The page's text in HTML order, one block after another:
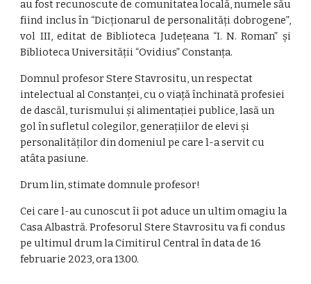
au fost recunoscute de comunitatea locală, numele său
fiind inclus în “Dicționarul de personalități dobrogene”,
vol III, editat de Biblioteca Județeana “I. N. Roman” și
Biblioteca Universității “Ovidius” Constanța.
Domnul profesor Stere Stavrositu, un respectat
intelectual al Constanței, cu o viață închinată profesiei
de dascăl, turismului și alimentației publice, lasă un
gol în sufletul colegilor, generațiilor de elevi și
personalităților din domeniul pe care l-a servit cu
atâta pasiune.
Drum lin, stimate domnule profesor!
Cei care l-au cunoscut îi pot aduce un ultim omagiu la
Casa Albastră. Profesorul Stere Stavrositu va fi condus
pe ultimul drum la Cimitirul Central în data de 16
februarie 2023, ora 13.00.